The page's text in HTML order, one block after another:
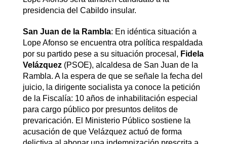
presidencia del Cabildo insular.
San Juan de la Rambla: En idéntica situación a
Lope Afonso se encuentra otra política respaldada
por su partido pese a su situación procesal, Fidela
Velázquez(PSOE), alcaldesa de San Juan de la
Rambla. A la espera de que se señale la fecha del
juicio, la dirigente socialista ya conoce la petición
de la Fiscalía: 10 años de inhabilitación especial
para cargo público por presuntos delitos de
prevaricación. El Ministerio Público sostiene la
acusación de que Velázquez actuó de forma